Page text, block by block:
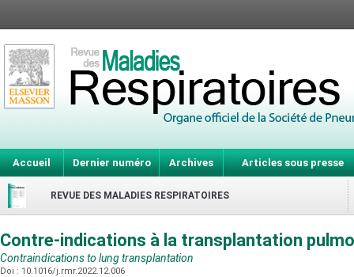
Accueil Dernier numéro Archives Articles sous presse
REVUE DES MALADIES RESPIRATOIRES
Contre-indications à la transplantation
Contraindications to lung transplantation
Doi : 10.1016/j.rmr.2022.12.006